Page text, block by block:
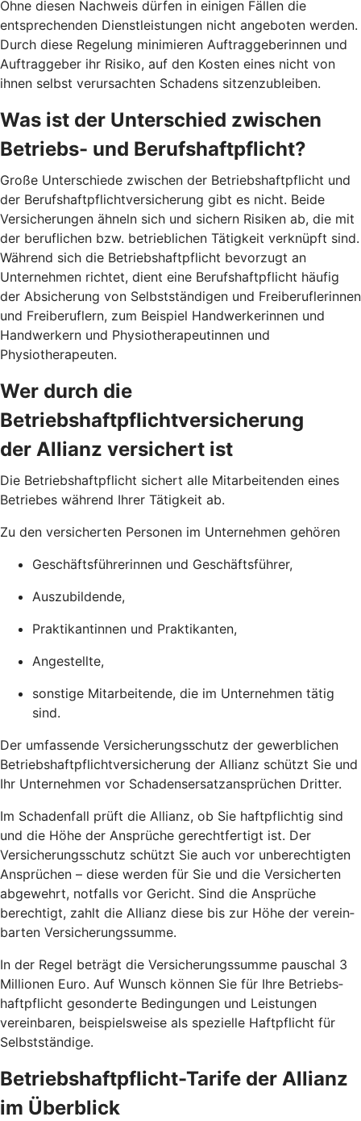
Ohne diesen Nachweis dürfen in einigen Fällen die
entsprechenden Dienstleistungen nicht angeboten werden.
Durch diese Regelung minimieren Auftraggeberinnen und
Auftraggeber ihr Risiko, auf den Kosten eines nicht von
ihnen selbst verursachten Schadens sitzenzubleiben.
Was ist der Unterschied zwischen
Betriebs- und Berufshaftpflicht?
Große Unterschiede zwischen der Betriebshaftpflicht und
der Berufshaftpflichtversicherung gibt es nicht. Beide
Versicherungen ähneln sich und sichern Risiken ab, die mit
der beruflichen bzw. betrieblichen Tätigkeit verknüpft sind.
Während sich die Betriebshaftpflicht bevorzugt an
Unternehmen richtet, dient eine Berufshaftpflicht häufig
der Absicherung von Selbstständigen und Freiberuflerinnen
und Freiberuflern, zum Beispiel Handwerkerinnen und
Handwerkern und Physiotherapeutinnen und
Physiotherapeuten.
Wer durch die
Betriebshaftpflichtversicherung
der Allianz versichert ist
Die Betriebs­haftpflicht sichert alle Mitarbeitenden eines
Betriebes während Ihrer Tätigkeit ab.
Zu den versicherten Personen im Unternehmen gehören
Geschäftsführerinnen und Geschäftsführer,
Auszubildende,
Praktikantinnen und Praktikanten,
Angestellte,
sonstige Mitarbeitende, die im Unternehmen tätig
sind.
Der umfassende Versicherungs­schutz der gewerblichen
Betriebshaft­pflicht­versicherung der Allianz schützt Sie und
Ihr Unternehmen vor Schadens­ersatz­ansprüchen Dritter.
Im Schaden­fall prüft die Allianz, ob Sie haft­pflichtig sind
und die Höhe der An­sprüche gerecht­fertigt ist. Der
Versicherungs­schutz schützt Sie auch vor un­berechtigten
Ansprüchen – diese werden für Sie und die Versicherten
abgewehrt, notfalls vor Gericht. Sind die Ansprüche
berechtigt, zahlt die Allianz diese bis zur Höhe der verein­
barten Versicherungs­summe.
In der Regel beträgt die Versicherungs­summe pauschal 3
Millionen Euro. Auf Wunsch können Sie für Ihre Betriebs­
haftpflicht gesonderte Bedingungen und Leistungen
vereinbaren, beispielsweise als spezielle Haft­pflicht für
Selbst­ständige.
Betriebs­haftpflicht-Tarife der Allianz
im Überblick